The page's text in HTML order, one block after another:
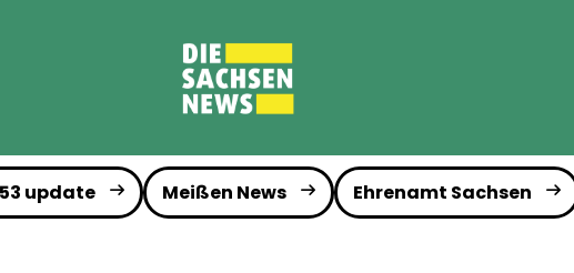
update Meißen News Ehrenamt Sachsen